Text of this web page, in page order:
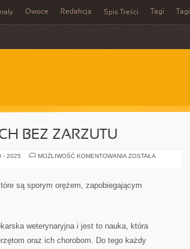
Owoce Redakcja Spis Treści Tagi Tagi
BEZ ZARZUTU
- 2025 MOŻLIWOŚĆ KOMENTOWANIA OSTATNICH
ZOSTAŁA
są sporym orężem, zapobiegającym
weterynaryjna i jest to nauka, która
oraz ich chorobom. Do tego każdy